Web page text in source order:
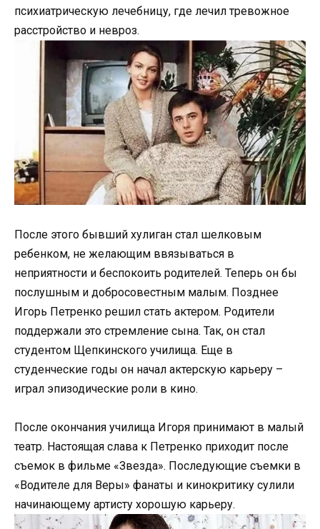
психиатрическую лечебницу, где лечил тревожное
расстройство и невроз.
После этого бывший хулиган стал шелковым
ребенком, не желающим ввязываться в
неприятности и беспокоить родителей. Теперь он бы
послушным и добросовестным малым. Позднее
Игорь Петренко решил стать актером. Родители
поддержали это стремление сына. Так, он стал
студентом Щепкинского училища. Еще в
студенческие годы он начал актерскую карьеру –
играл эпизодические роли в кино.
После окончания училища Игоря принимают в малый
театр. Настоящая слава к Петренко приходит после
съемок в фильме «Звезда». Последующие съемки в
«Водителе для Веры» фанаты и кинокритику сулили
начинающему артисту хорошую карьеру.